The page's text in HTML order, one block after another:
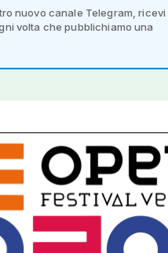
nuovo canale Telegram, ricevi
volta che pubblichiamo una